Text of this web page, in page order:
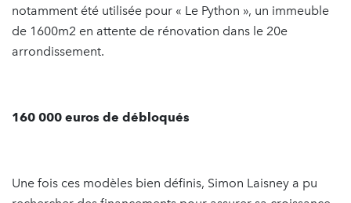
notamment été utilisée pour « Le Python », un immeuble
de 1600m2 en attente de rénovation dans le 20e
arrondissement.
160 000 euros de débloqués
Une fois ces modèles bien définis, Simon Laisney a pu